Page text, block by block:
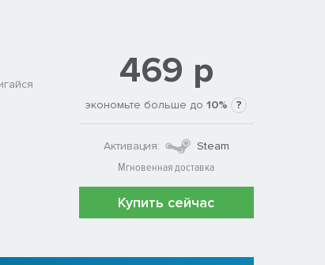
469 р
экономьте больше до10% ?
Активация:
Steam
Мгновенная доставка
Купить сейчас